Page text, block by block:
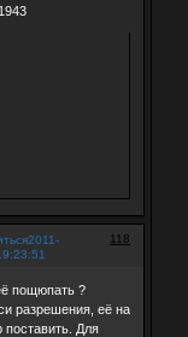
118
2011-
пощюпать ?
разрешения, её на
поставить. Для